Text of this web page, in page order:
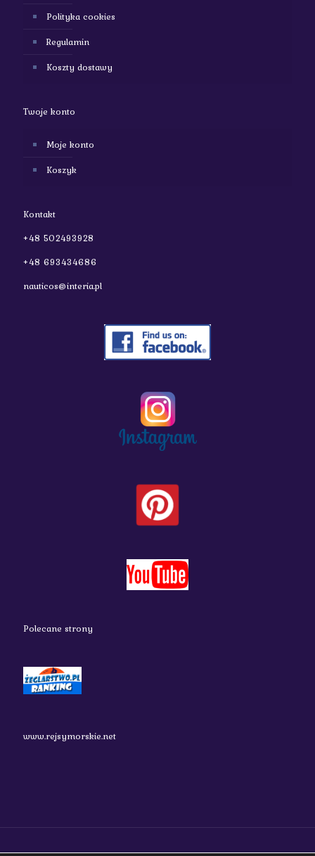
Polityka cookies
Regulamin
Koszty dostawy
Twoje konto
Moje konto
Koszyk
Kontakt
+48 502493928
+48 693434686
nauticos@interia.pl
Polecane strony
www.rejsymorskie.net